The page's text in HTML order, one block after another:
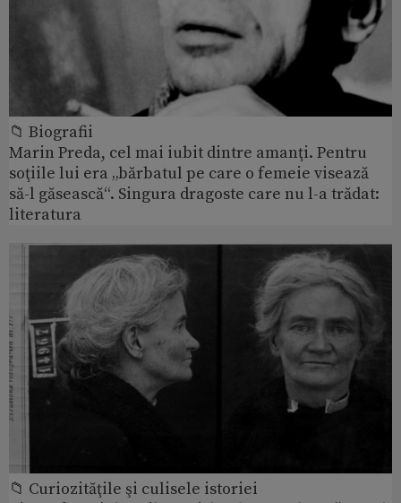
📁 Biografii
Marin Preda, cel mai iubit dintre amanţi. Pentru
soţiile lui era „bărbatul pe care o femeie visează
să-l găsească“. Singura dragoste care nu l-a trădat:
literatura
📁 Curiozităţile şi culisele istoriei